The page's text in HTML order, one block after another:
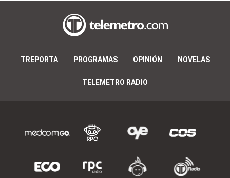
TREPORTA PROGRAMAS OPINIÓN NOVELAS
TELEMETRO RADIO